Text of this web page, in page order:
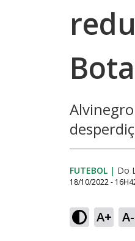
FUTEBOL | Do
18/10/2022 -
A+ A-